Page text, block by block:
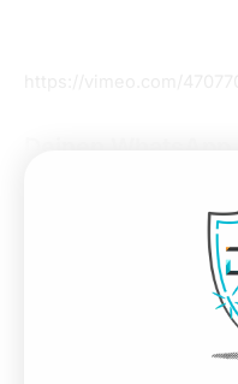
Fülle im Formular unten
ein (Vorwahl +49) und
Interessenten
„Hallo Theresa, ich